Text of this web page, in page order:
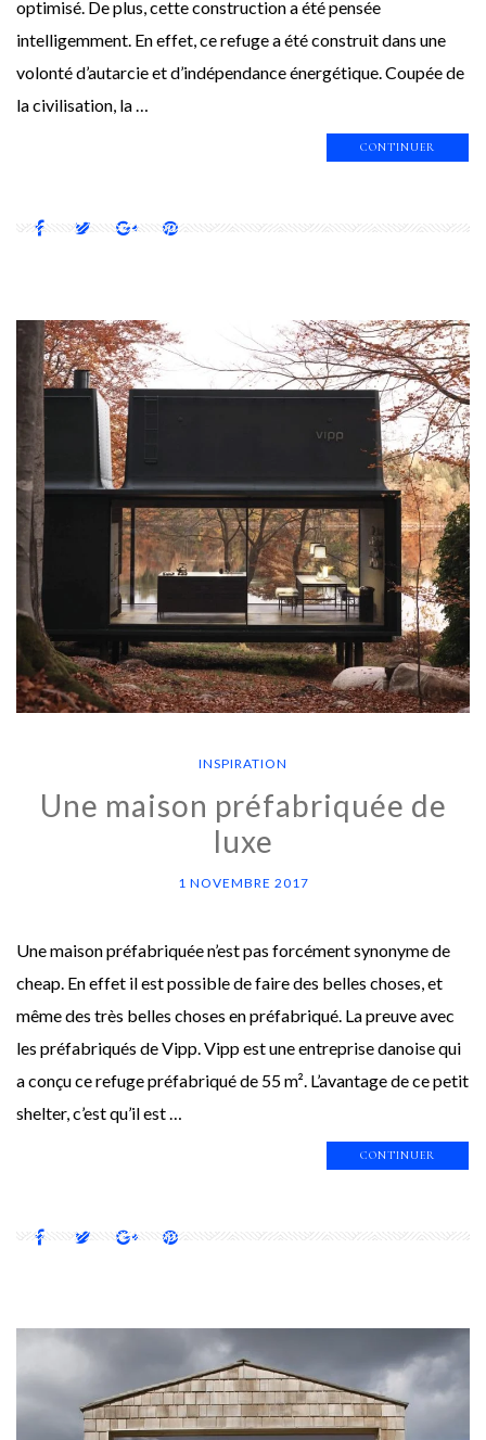
optimisé. De plus, cette construction a été pensée
intelligemment. En effet, ce refuge a été construit dans une
volonté d’autarcie et d’indépendance énergétique. Coupée de
la civilisation, la …
CONTINUER
INSPIRATION
Une maison préfabriquée de
luxe
1 NOVEMBRE 2017
Une maison préfabriquée n’est pas forcément synonyme de
cheap. En effet il est possible de faire des belles choses, et
même des très belles choses en préfabriqué. La preuve avec
les préfabriqués de Vipp. Vipp est une entreprise danoise qui
a conçu ce refuge préfabriqué de 55 m². L’avantage de ce petit
shelter, c’est qu’il est …
CONTINUER